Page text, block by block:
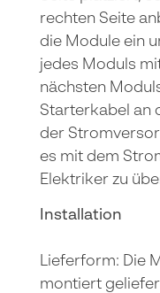
rechten Seite
die Module ein
jedes Moduls
nächsten
Starterkabel an
der
es mit dem
Elektriker zu
Installation
Lieferform: Die
montiert